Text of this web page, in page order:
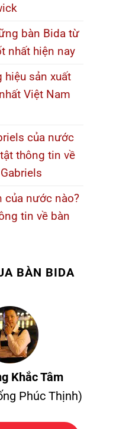
bàn Bida từ
nhất hiện nay
hiệu sản xuất
Việt Nam
của nước
thông tin về
của nước nào?
tin về bàn
BÀN BIDA
Khắc Tâm
Phúc Thịnh)